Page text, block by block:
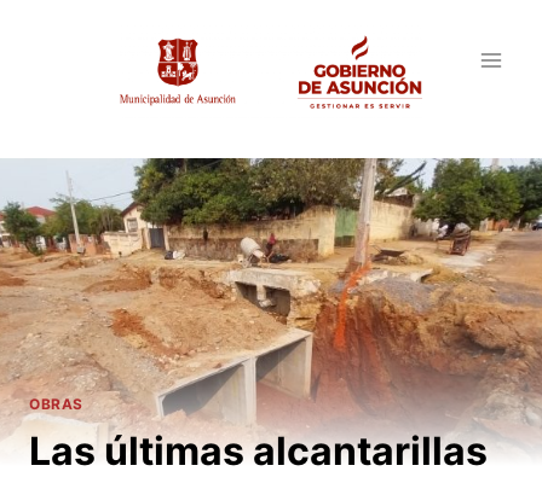
OBRAS
Las últimas alcantarillas